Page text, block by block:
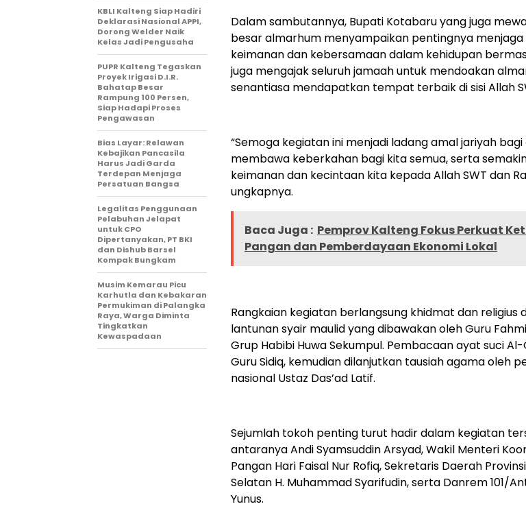
Dalam sambutannya, Bupati Kotabaru yang juga
besar almarhum menyampaikan pentingnya menjaga
keimanan dan kebersamaan dalam kehidupan
juga mengajak seluruh jamaah untuk mendoakan
senantiasa mendapatkan tempat terbaik di sisi Allah
“Semoga kegiatan ini menjadi ladang amal jariyah
membawa keberkahan bagi kita semua, serta
keimanan dan kecintaan kita kepada Allah SWT dan
ungkapnya.
Baca Juga : Pemprov Kalteng Fokus Perkuat
Pangan dan Pemberdayaan Ekonomi Lokal
Rangkaian kegiatan berlangsung khidmat dan religius
lantunan syair maulid yang dibawakan oleh Guru
Grup Habibi Huwa Sekumpul. Pembacaan ayat suci Al-
Guru Sidiq, kemudian dilanjutkan tausiah agama oleh
nasional Ustaz Das’ad Latif.
Sejumlah tokoh penting turut hadir dalam kegiatan
antaranya Andi Syamsuddin Arsyad, Wakil Menteri
Pangan Hari Faisal Nur Rofiq, Sekretaris Daerah
Selatan H. Muhammad Syarifudin, serta Danrem 101/
Yunus.
KBLI Kalteng Siap Hadiri
Deklarasi Nasional APPI,
Dorong Welder Naik
Kelas Jadi Pengusaha
PUPR Kalteng Tegaskan
Proyek Irigasi D.I.R.
Bahatap Besar
Rampung 100 Persen,
Siap Hadapi Proses
Pengawasan
Bias Layar: Relawan
Kebajikan Pancasila
Harus Jadi Garda
Terdepan Menjaga
Persatuan Bangsa
Legalitas Penggunaan
Pelabuhan Jelapat
untuk CPO
Dipertanyakan, PT BKI
dan Dishub Barsel
Kompak Bungkam
Musim Kemarau Picu
Karhutla dan Kebakaran
Permukiman di Palangka
Raya, Warga Diminta
Tingkatkan
Kewaspadaan